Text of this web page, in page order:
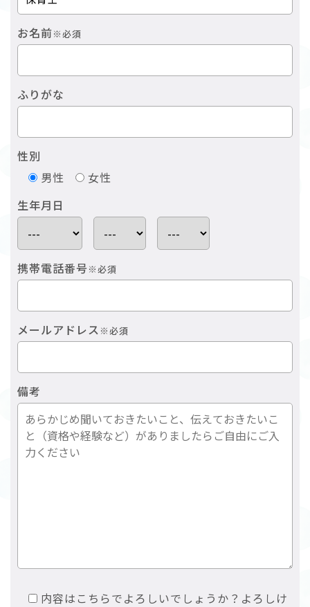
お名前※必須
ふりがな
性別
男性
女性
生年月日
携帯電話番号※必須
メールアドレス ※必須
備考
内容はこちらでよろしいでしょうか？よろしけ